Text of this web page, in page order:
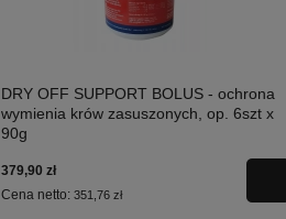
DRY OFF SUPPORT BOLUS - ochrona
wymienia krów zasuszonych, op. 6szt x
90g
379,90 zł
Cena netto: 351,76 zł